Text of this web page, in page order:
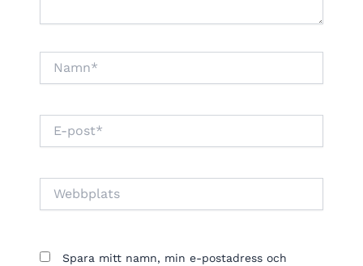
post*
Spara mitt namn, min e-postadress och